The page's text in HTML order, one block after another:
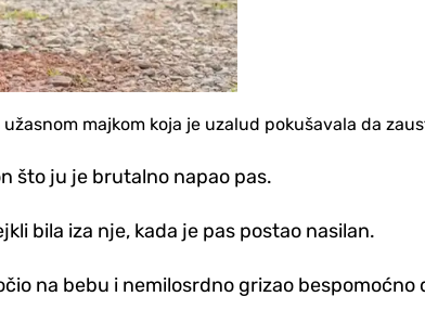
majkom koja je uzalud pokušavala da
što ju je brutalno napao pas.
bila iza nje, kada je pas postao nasilan.
na bebu i nemilosrdno grizao